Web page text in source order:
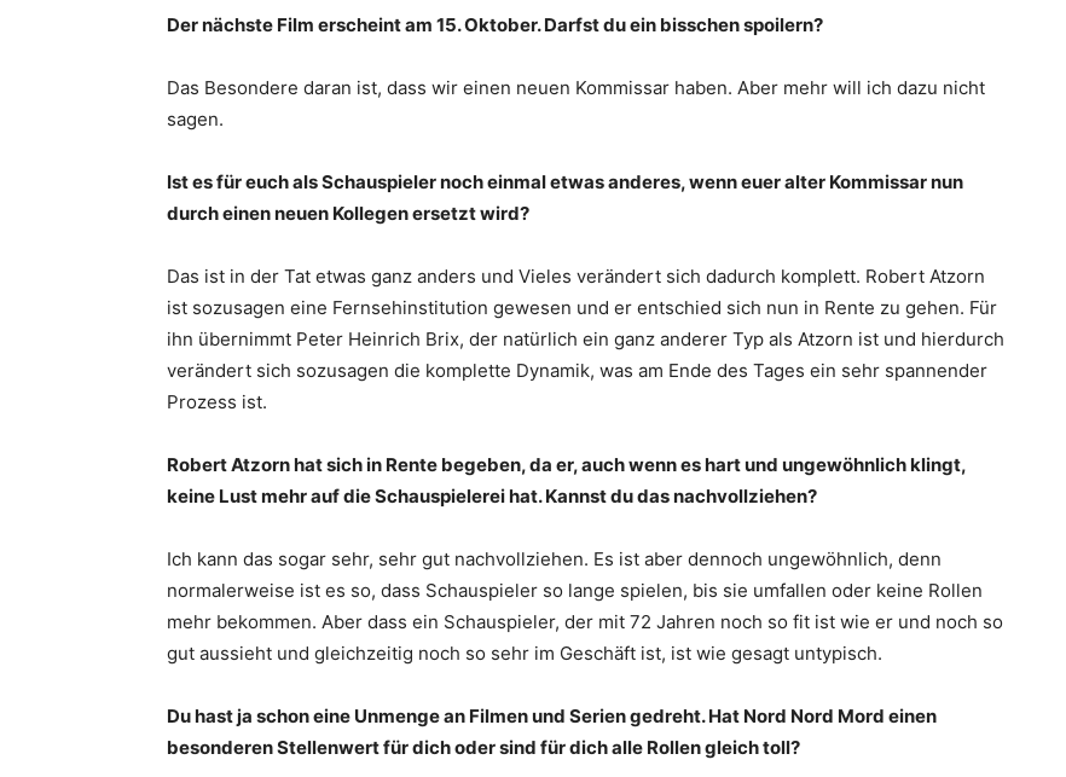
Der nächste Film erscheint am 15. Oktober. Darfst du ein bisschen spoilern?
Das Besondere daran ist, dass wir einen neuen Kommissar haben. Aber mehr will ich dazu nicht
sagen.
Ist es für euch als Schauspieler noch einmal etwas anderes, wenn euer alter Kommissar nun
durch einen neuen Kollegen ersetzt wird?
Das ist in der Tat etwas ganz anders und Vieles verändert sich dadurch komplett. Robert Atzorn
ist sozusagen eine Fernsehinstitution gewesen und er entschied sich nun in Rente zu gehen. Für
ihn übernimmt Peter Heinrich Brix, der natürlich ein ganz anderer Typ als Atzorn ist und hierdurch
verändert sich sozusagen die komplette Dynamik, was am Ende des Tages ein sehr spannender
Prozess ist.
Robert Atzorn hat sich in Rente begeben, da er, auch wenn es hart und ungewöhnlich klingt,
keine Lust mehr auf die Schauspielerei hat. Kannst du das nachvollziehen?
Ich kann das sogar sehr, sehr gut nachvollziehen. Es ist aber dennoch ungewöhnlich, denn
normalerweise ist es so, dass Schauspieler so lange spielen, bis sie umfallen oder keine Rollen
mehr bekommen. Aber dass ein Schauspieler, der mit 72 Jahren noch so fit ist wie er und noch so
gut aussieht und gleichzeitig noch so sehr im Geschäft ist, ist wie gesagt untypisch.
Du hast ja schon eine Unmenge an Filmen und Serien gedreht. Hat Nord Nord Mord einen
besonderen Stellenwert für dich oder sind für dich alle Rollen gleich toll?